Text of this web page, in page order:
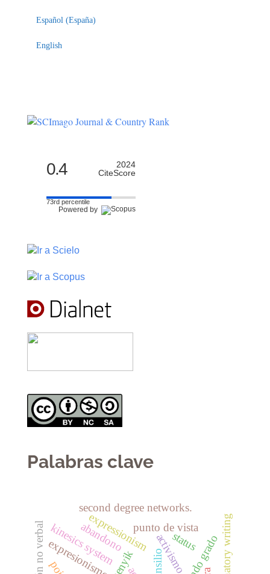
Español (España)
English
Indexaciones
0.4
2024
CiteScore
73rd percentile
Powered by
Licencia
Palabras clave
expresionismo activismo
expressionism
second degree networks.
punto de vista
status
kinesics system insilio
abandono